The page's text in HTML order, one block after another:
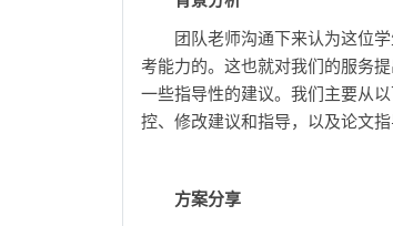
团队老师沟通下来认为这位
考能力的。这也就对我们的服务
一些指导性的建议。我们主要从
控、修改建议和指导，以及论文指
方案分享